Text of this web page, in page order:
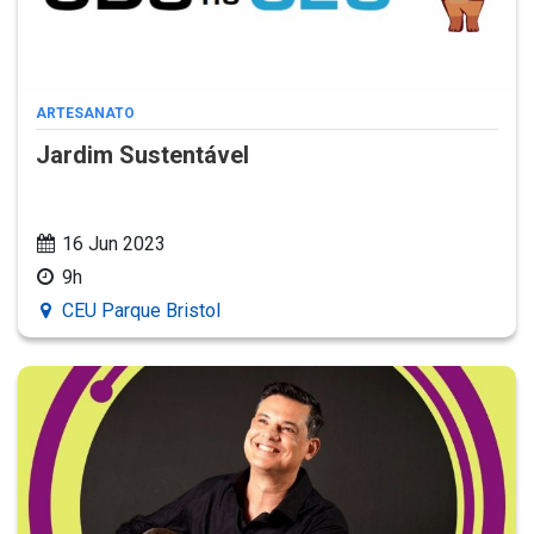
ARTESANATO
Jardim Sustentável
16 Jun 2023
9h
CEU Parque Bristol